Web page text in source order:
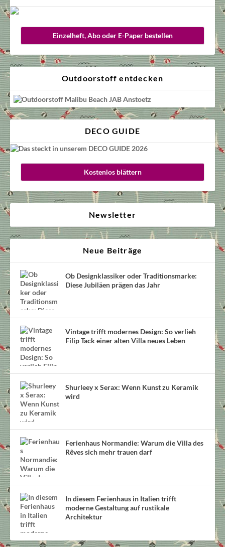
Einzelheft, Abo oder E-Paper bestellen
Outdoorstoff entdecken
DECO GUIDE
Kostenlos blättern
Newsletter
Neue Beiträge
Ob Designklassiker oder Traditionsmarke:
Diese Jubiläen prägen das Jahr
Vintage trifft modernes Design: So verlieh
Filip Tack einer alten Villa neues Leben
Shurleey x Serax: Wenn Kunst zu Keramik
wird
Ferienhaus Normandie: Warum die Villa des
Rêves sich mehr trauen darf
In diesem Ferienhaus in Italien trifft
moderne Gestaltung auf rustikale
Architektur